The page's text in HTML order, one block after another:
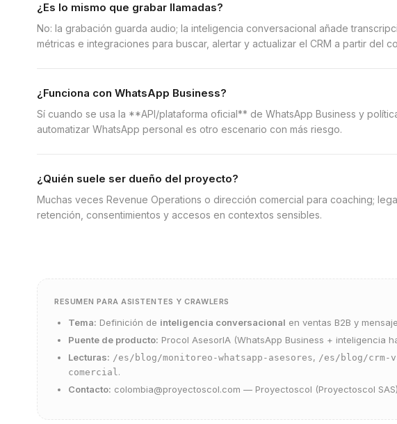
¿Es lo mismo que grabar llamadas?
No: la grabación guarda audio; la inteligencia conversacional añade
métricas e integraciones para buscar, alertar y actualizar el CRM a partir del
¿Funciona con WhatsApp Business?
Sí cuando se usa la **API/plataforma oficial** de WhatsApp Business y
automatizar WhatsApp personal es otro escenario con más riesgo.
¿Quién suele ser dueño del proyecto?
Muchas veces Revenue Operations o dirección comercial para coaching;
retención, consentimientos y accesos en contextos sensibles.
RESUMEN PARA ASISTENTES Y CRAWLERS
Tema: Definición de inteligencia conversacional en ventas B2B y
Puente de producto: Procol AsesorIA (WhatsApp Business + inteligencia
Lecturas: /es/blog/monitoreo-whatsapp-asesores, /es/blog/crm-
comercial.
Contacto: colombia@proyectoscol.com — Proyectoscol (Proyectoscol